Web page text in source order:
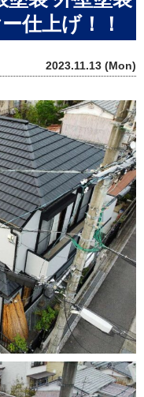
仕上げ！！
2023.11.13 (Mon)